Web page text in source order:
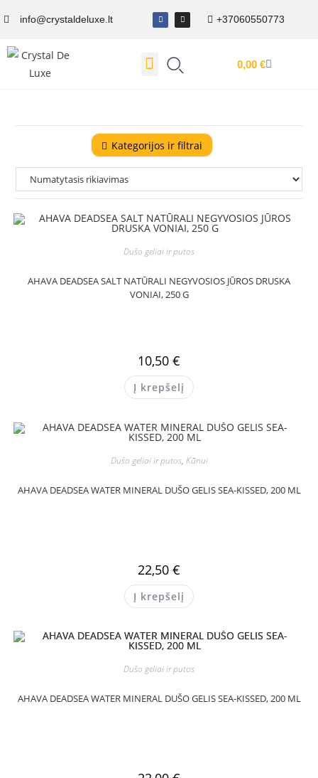
info@crystaldeluxe.lt +37060550773
0,00 €
Kategorijos ir filtrai
Dušo geliai ir putos
AHAVA DEADSEA SALT NATŪRALI NEGYVOSIOS JŪROS DRUSKA
VONIAI, 250 G
10,50 €
Į krepšelį
Dušo geliai ir putos, Kūnui
AHAVA DEADSEA WATER MINERAL DUŠO GELIS SEA-KISSED, 200 ML
22,50 €
Į krepšelį
Dušo geliai ir putos
AHAVA DEADSEA WATER MINERAL DUŠO GELIS SEA-KISSED, 200 ML